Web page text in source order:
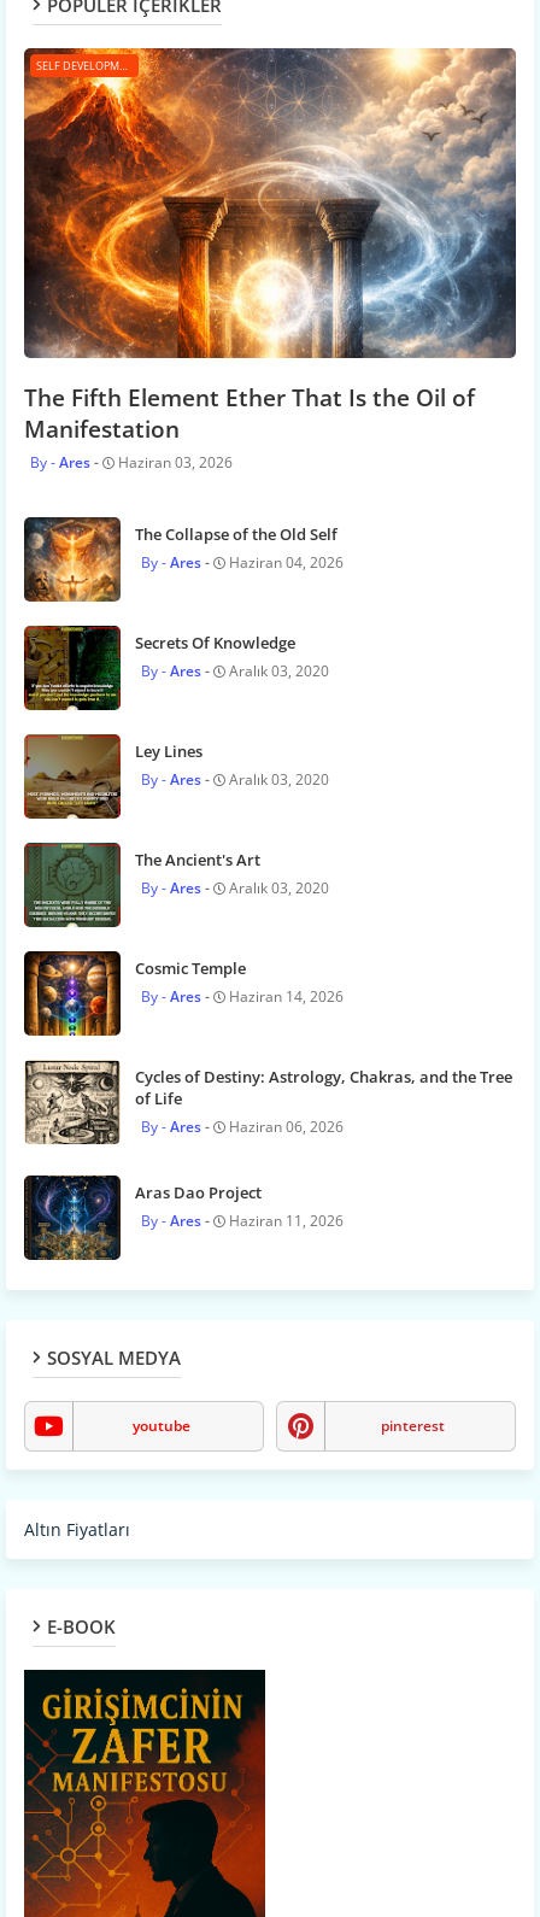
POPÜLER İÇERİKLER
SELF DEVELOPMENT
The Fifth Element Ether That Is the Oil of
Manifestation
Ares Haziran 03, 2026
The Collapse of the Old Self
Ares Haziran 04, 2026
Secrets Of Knowledge
Ares Aralık 03, 2020
Ley Lines
Ares Aralık 03, 2020
The Ancient's Art
Ares Aralık 03, 2020
Cosmic Temple
Ares Haziran 14, 2026
Cycles of Destiny: Astrology, Chakras, and the Tree
of Life
Ares Haziran 06, 2026
Aras Dao Project
Ares Haziran 11, 2026
SOSYAL MEDYA
youtube pinterest
Altın Fiyatları
E-BOOK